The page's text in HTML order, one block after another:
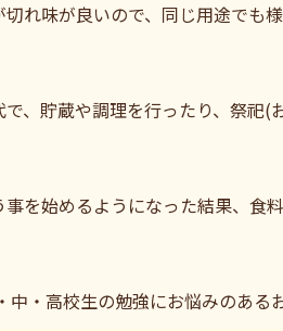
れ味が良いので、同じ用途でも
、貯蔵や調理を行ったり、祭祀
を始めるようになった結果、食
中・高校生の勉強にお悩みのある